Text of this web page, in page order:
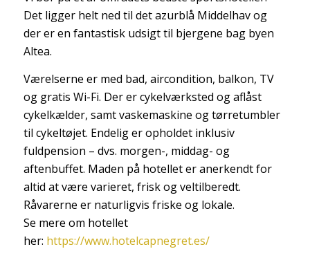
Det ligger helt ned til det azurblå Middelhav og
der er en fantastisk udsigt til bjergene bag byen
Altea.
Værelserne er med bad, aircondition, balkon, TV
og gratis Wi-Fi. Der er cykelværksted og aflåst
cykelkælder, samt vaskemaskine og tørretumbler
til cykeltøjet. Endelig er opholdet inklusiv
fuldpension – dvs. morgen-, middag- og
aftenbuffet. Maden på hotellet er anerkendt for
altid at være varieret, frisk og veltilberedt.
Råvarerne er naturligvis friske og lokale.
Se mere om hotellet
her: https://www.hotelcapnegret.es/